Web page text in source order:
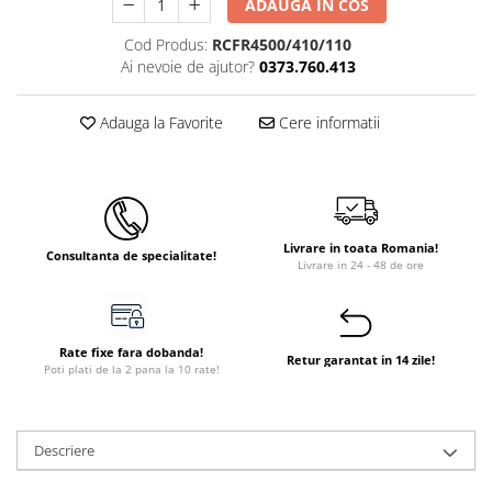
Instant apa calda pe gaz / GPL
Panouri solare si fotovoltaice
Panouri solare cu tuburi vidate
Panouri solare plane
Echipamente pentru panouri
Panouri solare fotovoltaice
Aparate de aer conditionat
Perdele de aer
Ventiloconvectoare si sisteme VRF
Rooftop-uri pentru racire si
incalzire
ADAUGA IN COS
Cod Produs: RCFR4500/410/110
Ai nevoie de ajutor? 0373.760.413
Adauga la Favorite Cere informatii
Consultanta de specialitate! Livrare in toata Romania!
Livrare in 24 - 48 de ore
Rate fixe fara dobanda!
Poti plati de la 2 pana la 10 rate!
Retur garantat in 14 zile!
Descriere